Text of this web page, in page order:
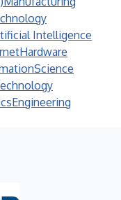
Intelligence
Hardware
Science
Engineering